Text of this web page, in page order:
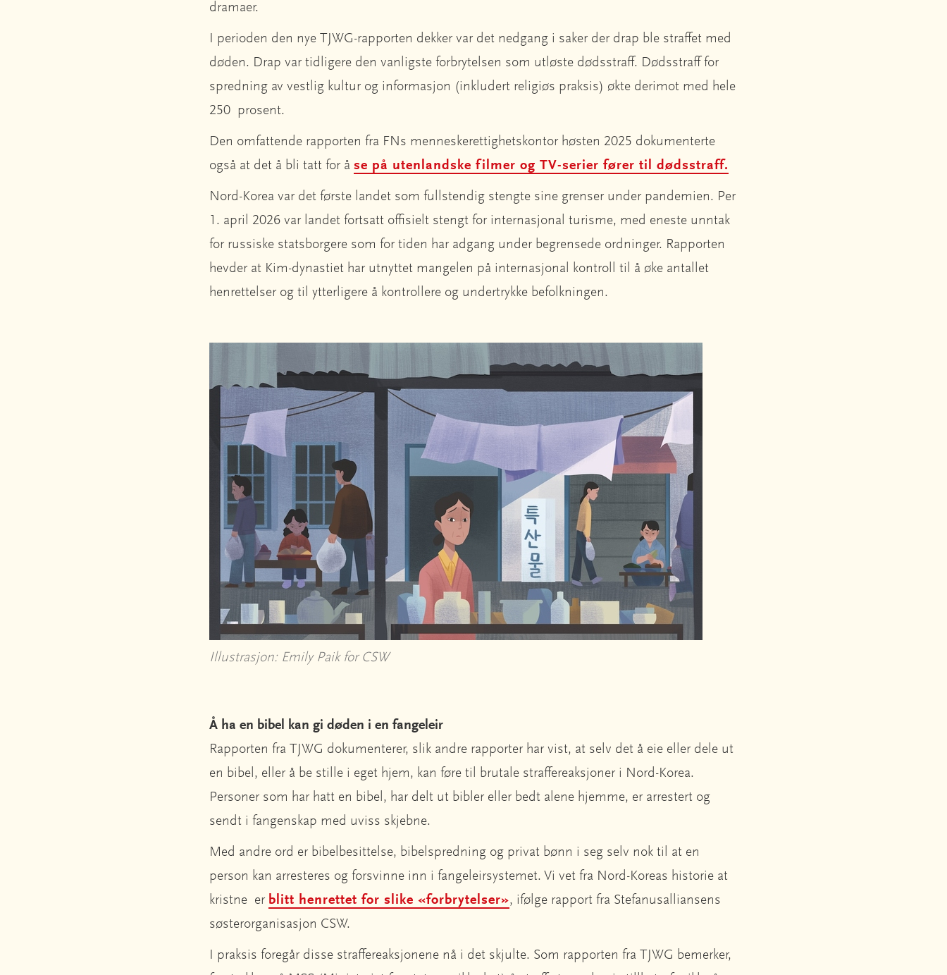
dramaer.
I perioden den nye TJWG-rapporten dekker var det nedgang i saker der drap ble straffet med
døden. Drap var tidligere den vanligste forbrytelsen som utløste dødsstraff. Dødsstraff for
spredning av vestlig kultur og informasjon (inkludert religiøs praksis) økte derimot med hele
250 prosent.
Den omfattende rapporten fra FNs menneskerettighetskontor høsten 2025 dokumenterte
også at det å bli tatt for å se på utenlandske filmer og TV-serier fører til dødsstraff.
Nord-Korea var det første landet som fullstendig stengte sine grenser under pandemien. Per
1. april 2026 var landet fortsatt offisielt stengt for internasjonal turisme, med eneste unntak
for russiske statsborgere som for tiden har adgang under begrensede ordninger. Rapporten
hevder at Kim-dynastiet har utnyttet mangelen på internasjonal kontroll til å øke antallet
henrettelser og til ytterligere å kontrollere og undertrykke befolkningen.
Illustrasjon: Emily Paik for CSW
Å ha en bibel kan gi døden i en fangeleir
Rapporten fra TJWG dokumenterer, slik andre rapporter har vist, at selv det å eie eller dele ut
en bibel, eller å be stille i eget hjem, kan føre til brutale straffereaksjoner i Nord-Korea.
Personer som har hatt en bibel, har delt ut bibler eller bedt alene hjemme, er arrestert og
sendt i fangenskap med uviss skjebne.
Med andre ord er bibelbesittelse, bibelspredning og privat bønn i seg selv nok til at en
person kan arresteres og forsvinne inn i fange­leirsystemet. Vi vet fra Nord-Koreas historie at
kristne er blitt henrettet for slike «forbrytelser», ifølge rapport fra Stefanusalliansens
søsterorganisasjon CSW.
I praksis foregår disse straffereaksjonene nå i det skjulte. Som rapporten fra TJWG bemerker,